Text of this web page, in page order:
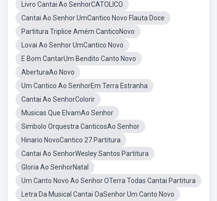
Livro Cantai Ao SenhorCATOLICO
Cantai Ao Senhor UmCantico Novo Flauta Doce
Partitura Triplice Amém CanticoNovo
Lovai Ao Senhor UmCantico Novo
E Bom CantarUm Bendito Canto Novo
AberturaAo Novo
Um Cantico Ao SenhorEm Terra Estranha
Cantai Ao SenhorColorir
Musicas Que ElvamAo Senhor
Simbolo Orquestra CanticosAo Senhor
Hinario NovoCantico 27 Partitura
Cantai Ao SenhorWesley Santos Partitura
Gloria Ao SenhorNatal
Um Canto Novo Ao Senhor OTerra Todas Cantai Partitura
Letra Da Musical Cantai OaSenhor Um Canto Novo